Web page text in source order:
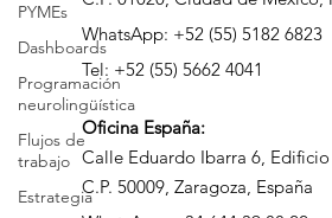
PYMEs
Dashboards
Programación
neurolingüística
Flujos de
trabajo
Estrategia
C.P. 01020, Ciudad de México,
Tel: +52 (55) 5662 4041
WhatsApp: +52 (55) 5182 6823
Oficina España:
Calle Eduardo Ibarra 6, Edificio